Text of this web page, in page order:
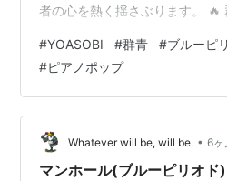
者の心を熱く揺さぶります。 🔥
📺 公式動画 公式YouTube動画は
青」Official Music Video この曲
は、 ぜひ原曲や関連作品でもそ
さい。音楽や映像で、この曲の
す。 👉 原曲・関連はこちらを
#YOASOBI #群青 #ブルーピ
#ピアノポップ
Whatever will be, will be. • 6ヶ
マンホール(ブルーピリオド)